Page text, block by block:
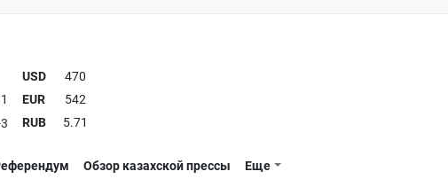
USD
470
EUR
542
RUB
5.71
Обзор казахской прессы Еще